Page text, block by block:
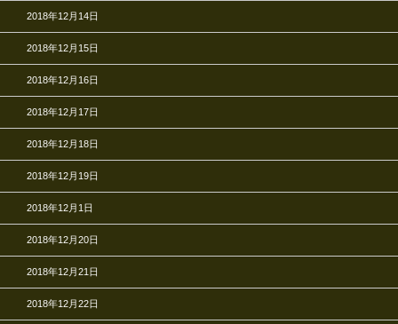
2018年12月14日
2018年12月15日
2018年12月16日
2018年12月17日
2018年12月18日
2018年12月19日
2018年12月1日
2018年12月20日
2018年12月21日
2018年12月22日